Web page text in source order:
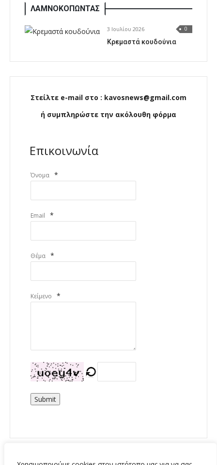
ΛΑΜΝΟΚΟΠΩΝΤΑΣ
3 Ιουλίου 2026 0
Κρεμαστά κουδούνια
Στείλτε e-mail στο : kavosnews@gmail.com
ή συμπληρώστε την ακόλουθη φόρμα
Επικοινωνία
Όνομα *
Email *
Θέμα *
Κείμενο *
Submit